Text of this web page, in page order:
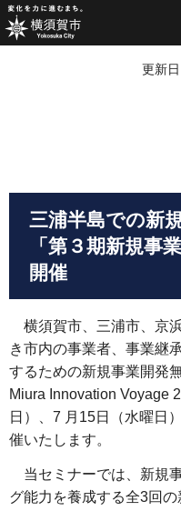
更新
三浦半島での新
「第３期新規事
開催
横須賀市、三浦市、京
き市内の事業者、事業継
するための新規事業開発
Miura Innovation Voyage
日）、7 月15日（水曜日
催いたします。
当セミナーでは、新規
グ能力を養成する全3回